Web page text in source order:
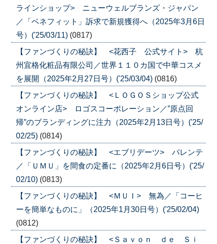
ラインショップ> ニューウェルブランズ・ジャパン
／「ベネフィット」訴求で新規獲得へ（2025年3月6日
号）('25/03/11) (0817)
【ファンづくりの秘訣】 <花西子 公式サイト> 杭
州宜格化粧品有限公司／世界１１０カ国で中華コスメ
を展開（2025年2月27日号）('25/03/04) (0816)
【ファンづくりの秘訣】 <ＬＯＧＯＳショップ公式
オンライン店> ロゴスコーポレーション／”原点回
帰”のブランディングに注力（2025年2月13日号）('25/
02/25) (0814)
【ファンづくりの秘訣】 <エブリデーツ> パレンテ
／「ＵＭＵ」を間食の定番に（2025年2月6日号）('25/
02/10) (0813)
【ファンづくりの秘訣】 <ＭＵＩ> 無為／「コーヒ
ーを簡単なものに」（2025年1月30日号）('25/02/04)
(0812)
【ファンづくりの秘訣】 <Ｓａｖｏｎ ｄｅ Ｓｉ